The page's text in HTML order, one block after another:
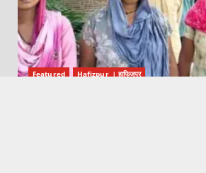
Featured Hafizpur । हाफिजपुर